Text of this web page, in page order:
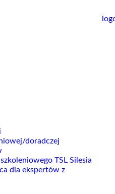
doradczej
TSL Silesia
dla ekspertów z